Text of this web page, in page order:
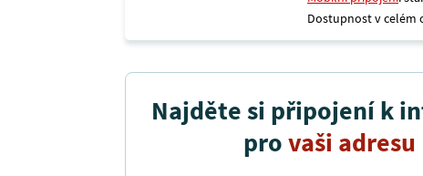
Dostupnost v celém
Najděte si připojení k
provaši adresu